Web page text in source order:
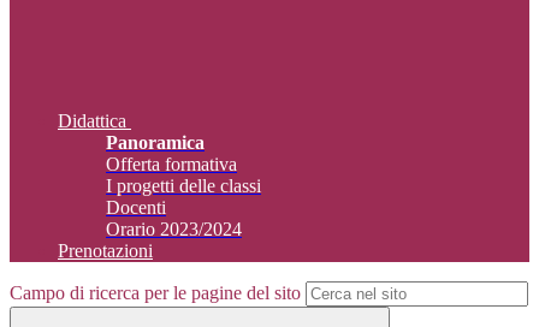
Didattica
Panoramica
Offerta formativa
I progetti delle classi
Docenti
Orario 2023/2024
Prenotazioni
Campo di ricerca per le pagine del sito